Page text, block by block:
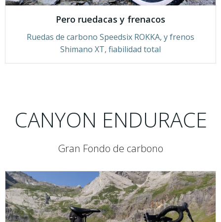
Pero ruedacas y frenacos
Ruedas de carbono Speedsix ROKKA, y frenos
Shimano XT, fiabilidad total
CANYON ENDURACE
Gran Fondo de carbono